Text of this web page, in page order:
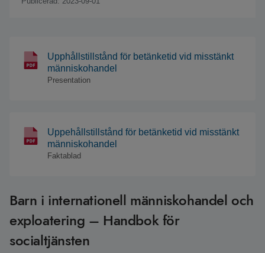
Upphållstillstånd för betänketid vid misstänkt
människohandel
Presentation
Uppehållstillstånd för betänketid vid misstänkt
människohandel
Faktablad
Barn i internationell människohandel och
exploatering – Handbok för
socialtjänsten